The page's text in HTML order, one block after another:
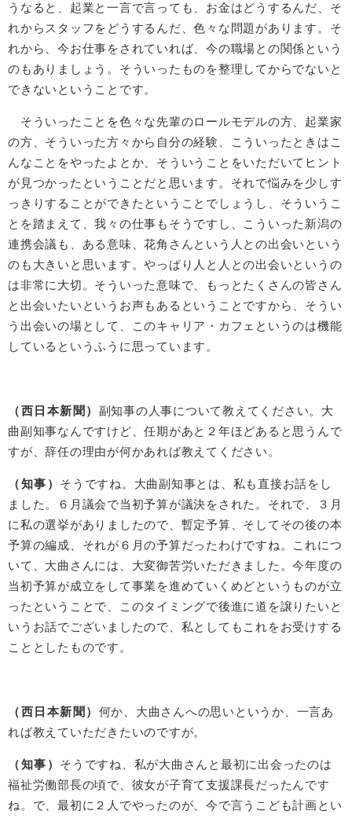
うなると、起業と一言で言っても、お金はどうするんだ、そ
れからスタッフをどうするんだ、色々な問題があります。そ
れから、今お仕事をされていれば、今の職場との関係という
のもありましょう。そういったものを整理してからでないと
できないということです。
そういったことを色々な先輩のロールモデルの方、起業家
の方、そういった方々から自分の経験、こういったときはこ
んなことをやったよとか、そういうことをいただいてヒント
が見つかったということだと思います。それで悩みを少しす
っきりすることができたということでしょうし、そういうこ
とを踏まえて、我々の仕事もそうですし、こういった新潟の
連携会議も、ある意味、花角さんという人との出会いという
のも大きいと思います。やっぱり人と人との出会いというの
は非常に大切。そういった意味で、もっとたくさんの皆さん
と出会いたいというお声もあるということですから、そうい
う出会いの場として、このキャリア・カフェというのは機能
しているというふうに思っています。
（西日本新聞） 副知事の人事について教えてください。大
曲副知事なんですけど、任期があと２年ほどあると思うんで
すが、辞任の理由が何かあれば教えてください。
（知事） そうですね。大曲副知事とは、私も直接お話をし
ました。６月議会で当初予算が議決をされた。それで、３月
に私の選挙がありましたので、暫定予算、そしてその後の本
予算の編成、それが６月の予算だったわけですね。これにつ
いて、大曲さんには、大変御苦労いただきました。今年度の
当初予算が成立をして事業を進めていくめどというものが立
ったということで、このタイミングで後進に道を譲りたいと
いうお話でございましたので、私としてもこれをお受けする
こととしたものです。
（西日本新聞） 何か、大曲さんへの思いというか、一言あ
れば教えていただきたいのですが。
（知事） そうですね、私が大曲さんと最初に出会ったのは
福祉労働部長の頃で、彼女が子育て支援課長だったんです
ね。で、最初に２人でやったのが、今で言うこども計画とい